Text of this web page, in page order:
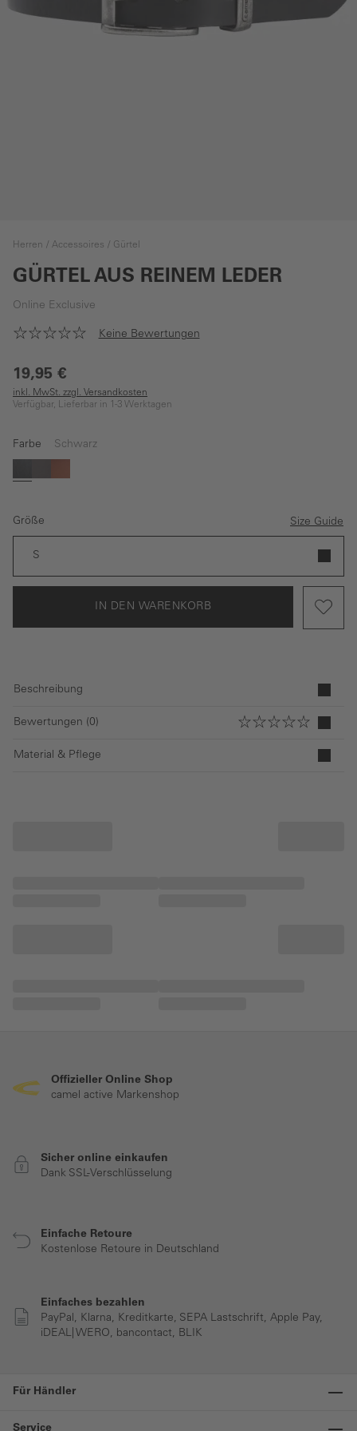
Herren Accessoires Gürtel
GÜRTEL AUS REINEM LEDER
Online Exclusive
Keine Bewertungen
19,95 €
inkl. MwSt. zzgl. Versandkosten
Verfügbar, Lieferbar in 1-3 Werktagen
Farbe Schwarz
Schwarz
BraunHellbraun
Größe Size Guide
S
IN DEN WARENKORB
Beschreibung
Bewertungen (0)
Material & Pflege
Offizieller Online Shop
camel active Markenshop
Sicher online einkaufen
Dank SSL-Verschlüsselung
Einfache Retoure
Kostenlose Retoure in Deutschland
Einfaches bezahlen
PayPal, Klarna, Kreditkarte, SEPA Lastschrift, Apple Pay,
iDEAL| WERO, bancontact, BLIK
Für Händler
Service